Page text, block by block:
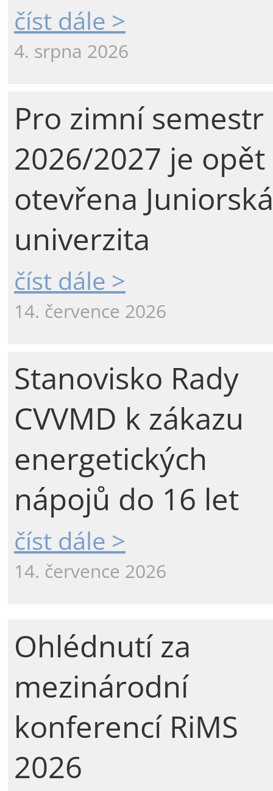
číst dále >
4. srpna 2026
Pro zimní semestr
2026/2027 je opět
otevřena Juniorská
univerzita
číst dále >
14. července 2026
Stanovisko Rady
CVVMD k zákazu
energetických
nápojů do 16 let
číst dále >
14. července 2026
Ohlédnutí za
mezinárodní
konferencí RiMS
2026